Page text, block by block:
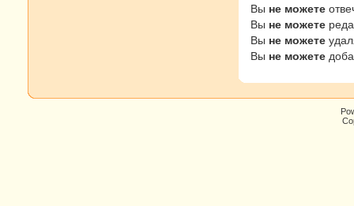
Вы не можете
Вы не можете
Вы не можете
Вы не можете